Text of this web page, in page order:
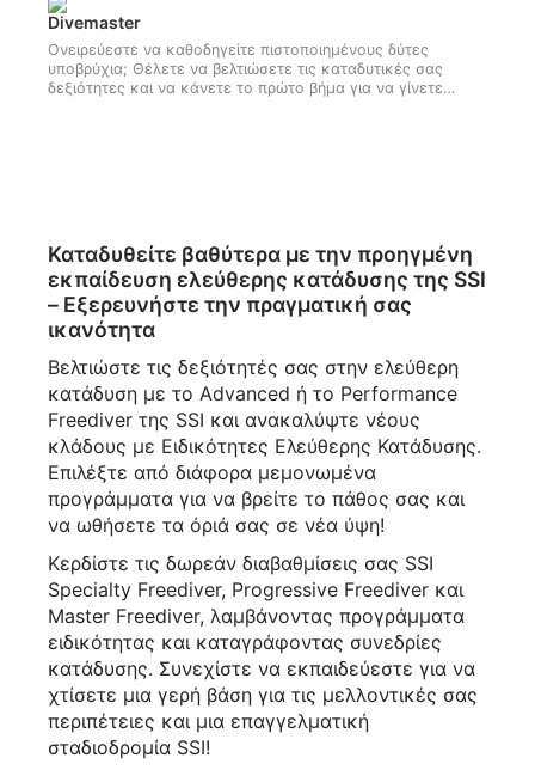
Κερδίστε την πιστοποίηση ειδικότητας Σωστής Αντίδρασης.
Ξεκινήστε σήμερα!
Divemaster
Ονειρεύεστε να καθοδηγείτε πιστοποιημένους δύτες
υποβρύχια; Θέλετε να βελτιώσετε τις καταδυτικές σας
δεξιότητες και να κάνετε το πρώτο βήμα για να γίνετε
Καταδυθείτε βαθύτερα με την προηγμένη
εκπαίδευση ελεύθερης κατάδυσης της SSI
– Εξερευνήστε την πραγματική σας
ικανότητα
Βελτιώστε τις δεξιότητές σας στην ελεύθερη
κατάδυση με το Advanced ή το Performance
Freediver της SSI και ανακαλύψτε νέους
κλάδους με Ειδικότητες Ελεύθερης Κατάδυσης.
Επιλέξτε από διάφορα μεμονωμένα
προγράμματα για να βρείτε το πάθος σας και
να ωθήσετε τα όριά σας σε νέα ύψη!
Κερδίστε τις δωρεάν διαβαθμίσεις σας SSI
Specialty Freediver, Progressive Freediver και
Master Freediver, λαμβάνοντας προγράμματα
ειδικότητας και καταγράφοντας συνεδρίες
κατάδυσης. Συνεχίστε να εκπαιδεύεστε για να
χτίσετε μια γερή βάση για τις μελλοντικές σας
περιπέτειες και μια επαγγελματική
σταδιοδρομία SSI!